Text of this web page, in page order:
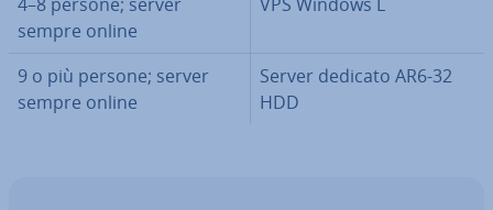
sempre online
9 o più persone; server
sempre online
Server dedicato AR6-32
HDD